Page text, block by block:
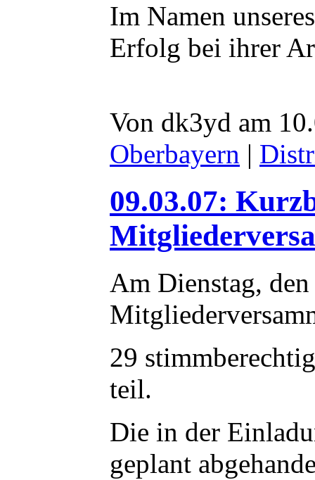
Im Namen
Erfolg bei ihrer
Von dk3yd am
Oberbayern |
09.03.07:
Am Dienstag,
29
teil.
Die in der
geplant